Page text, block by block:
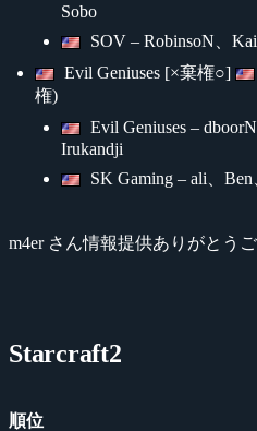
Sobo
SOV – RobinsoN、
Evil Geniuses [×棄権○]
権)
Evil Geniuses –
Irukandji
SK Gaming – ali、
m4er さん情報提供ありがとう
Starcraft2
順位